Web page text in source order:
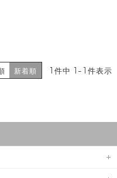
新着順 1 件中 1 - 1件表示